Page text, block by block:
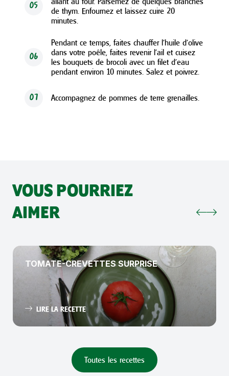
05
de thym. Enfournez et laissez cuire 20
minutes.
06
Pendant ce temps, faites chauffer l’huile d’olive
dans votre poêle, faites revenir l’ail et cuisez
les bouquets de brocoli avec un filet d’eau
pendant environ 10 minutes. Salez et poivrez.
07 Accompagnez de pommes de terre grenailles.
VOUS POURRIEZ
AIMER
TOMATE-CREVETTES SURPRISE
LIRE LA RECETTE
Toutes les recettes